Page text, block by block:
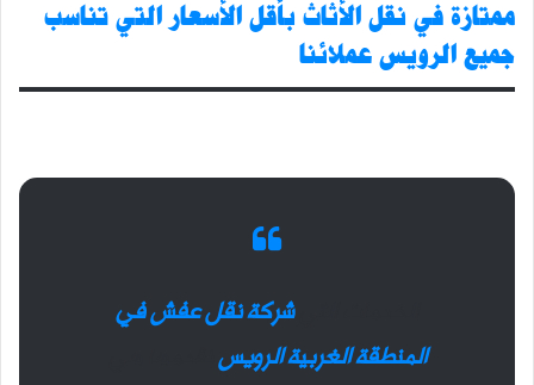
ممتازة في نقل الأثاث بأقل الأسعار التي تناسب
جميع الرويس عملائنا
الخدمات التيشركة نقل عفش في
المنطقة الغربية الرويس